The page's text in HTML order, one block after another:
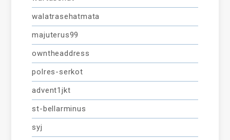
walatrasehatmata
majuterus99
owntheaddress
polres-serkot
advent1jkt
st-bellarminus
syj